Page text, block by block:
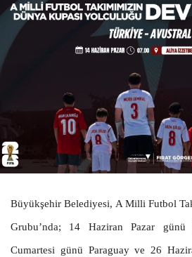
Büyükşehir Belediyesi, A Milli Futbol
Grubu’nda; 14 Haziran Pazar
Cumartesi günü Paraguay ve 26